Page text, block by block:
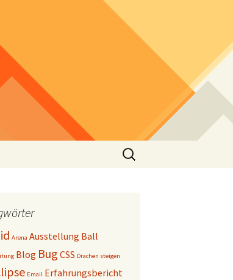
Suchen
nach:
Arena Ausstellung Ball
Blog Bug CSS Drachen steigen
Email Erfahrungsbericht